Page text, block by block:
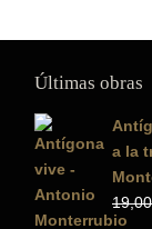
Últimas obras
a la
19,00